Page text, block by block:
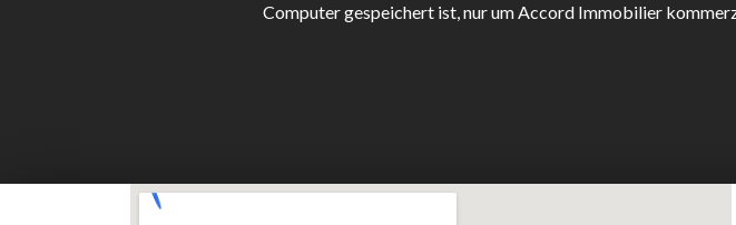
Computer gespeichert ist, nur um Accord Immobilier